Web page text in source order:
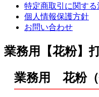
特定商取引に関す
個人情報保護方針
お問い合わせ
業務用【花粉】
業務用 花粉（